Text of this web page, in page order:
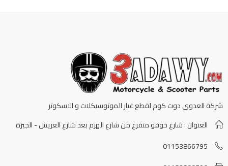
شركة العدوي دوت كوم لقطع غيار الموتوسيكلات و الاسكوتر
العنوان : شارع خوفو متفرع من شارع الهرم بعد شارع العريش - الجيزة
01153866795